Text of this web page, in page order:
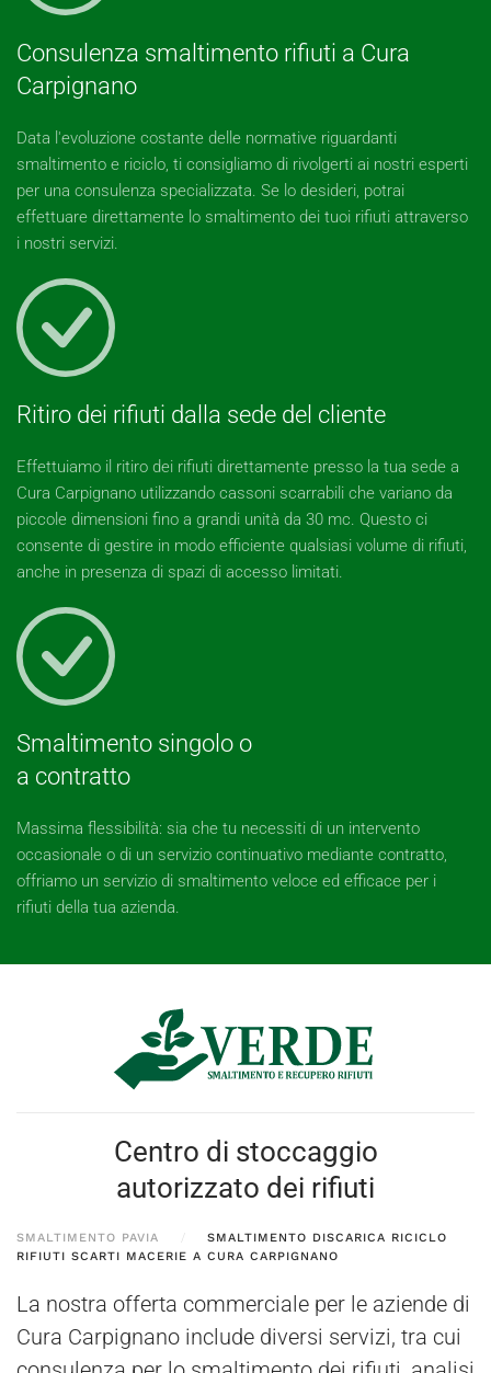
Consulenza smaltimento rifiuti a Cura
Carpignano
Data l'evoluzione costante delle normative riguardanti
smaltimento e riciclo, ti consigliamo di rivolgerti ai nostri esperti
per una consulenza specializzata. Se lo desideri, potrai
effettuare direttamente lo smaltimento dei tuoi rifiuti attraverso
i nostri servizi.
Ritiro dei rifiuti dalla sede del cliente
Effettuiamo il ritiro dei rifiuti direttamente presso la tua sede a
Cura Carpignano utilizzando cassoni scarrabili che variano da
piccole dimensioni fino a grandi unità da 30 mc. Questo ci
consente di gestire in modo efficiente qualsiasi volume di rifiuti,
anche in presenza di spazi di accesso limitati.
Smaltimento singolo o
a contratto
Massima flessibilità: sia che tu necessiti di un intervento
occasionale o di un servizio continuativo mediante contratto,
offriamo un servizio di smaltimento veloce ed efficace per i
rifiuti della tua azienda.
Centro di stoccaggio
autorizzato dei rifiuti
SMALTIMENTO PAVIA
SMALTIMENTO DISCARICA RICICLO
RIFIUTI SCARTI MACERIE A CURA CARPIGNANO
La nostra offerta commerciale per le aziende di
Cura Carpignano include diversi servizi, tra cui